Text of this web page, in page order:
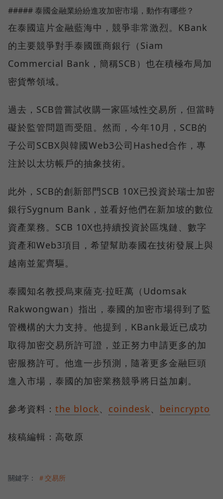
##### 泰國金融業紛紛進攻加密市場，動作有哪些？
在泰國這片金融藍海中，競爭非常激烈。KBank
的主要競爭對手泰國匯商銀行（Siam
Commercial Bank，簡稱SCB）也在積極布局加
密貨幣領域。
過去，SCB曾嘗試收購一家區域性交易所，但當時
礙於監管問題而受阻。然而，今年10月，SCB的
子公司SCBX與韓國Web3公司Hashed合作，專
注於以太坊帳戶的抽象技術。
此外，SCB的創新部門SCB 10X已投資於瑞士加密
銀行Sygnum Bank，並看好他們在新加坡的數位
資產業務。SCB 10X也持續投資於區塊鏈、數字
資產和Web3項目，希望幫助泰國在技術發展上與
越南並駕齊驅。
泰國知名教授烏東薩克·拉旺萬（Udomsak
Rakwongwan）指出，泰國的加密市場得到了監
管機構的大力支持。他提到，KBank最近已成功
取得加密交易所許可證，並正努力申請更多的加
密服務許可。他進一步預測，隨著更多金融巨頭
進入市場，泰國的加密業務競爭將日益加劇。
參考資料： the block coindesk beincrypto
核稿編輯：高敬原
關鍵字： ＃交易所